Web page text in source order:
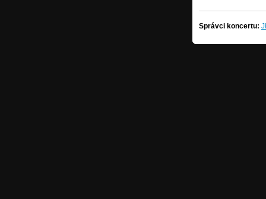
Správci koncertu: